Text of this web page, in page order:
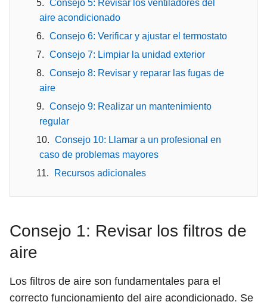
Consejo 5: Revisar los ventiladores del
aire acondicionado
Consejo 6: Verificar y ajustar el termostato
Consejo 7: Limpiar la unidad exterior
Consejo 8: Revisar y reparar las fugas de
aire
Consejo 9: Realizar un mantenimiento
regular
Consejo 10: Llamar a un profesional en
caso de problemas mayores
Recursos adicionales
Consejo 1: Revisar los filtros de
aire
Los filtros de aire son fundamentales para el
correcto funcionamiento del aire acondicionado. Se